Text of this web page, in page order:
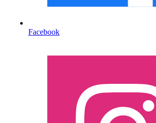
Facebook